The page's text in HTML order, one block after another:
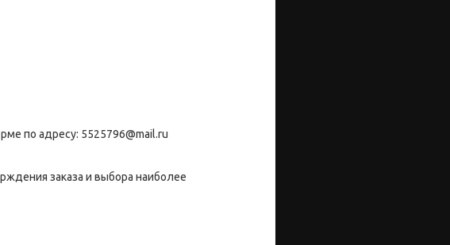
по адресу: 5525796@mail.ru
заказа и выбора наиболее